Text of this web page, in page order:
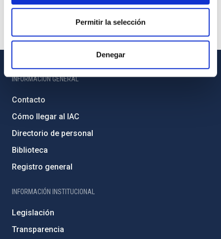
Permitir la selección
Denegar
INFORMACIÓN GENERAL
Contacto
Cómo llegar al IAC
Directorio de personal
Biblioteca
Registro general
INFORMACIÓN INSTITUCIONAL
Legislación
Transparencia